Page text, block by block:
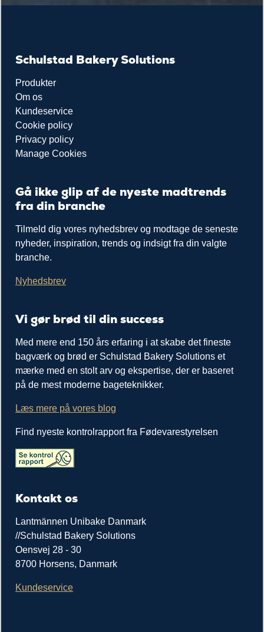
Schulstad Bakery Solutions
Produkter
Om os
Kundeservice
Cookie policy
Privacy policy
Manage Cookies
Gå ikke glip af de nyeste madtrends
fra din branche
Tilmeld dig vores nyhedsbrev og modtage de seneste
nyheder, inspiration, trends og indsigt fra din valgte
branche.
Nyhedsbrev
Vi gør brød til din success
Med mere end 150 års erfaring i at skabe det fineste
bagværk og brød er Schulstad Bakery Solutions et
mærke med en stolt arv og ekspertise, der er baseret
på de mest moderne bageteknikker.
Læs mere på vores blog
Find nyeste kontrolrapport fra Fødevarestyrelsen
Kontakt os
Lantmännen Unibake Danmark
//Schulstad Bakery Solutions
Oensvej 28 - 30
8700 Horsens, Danmark
Kundeservice